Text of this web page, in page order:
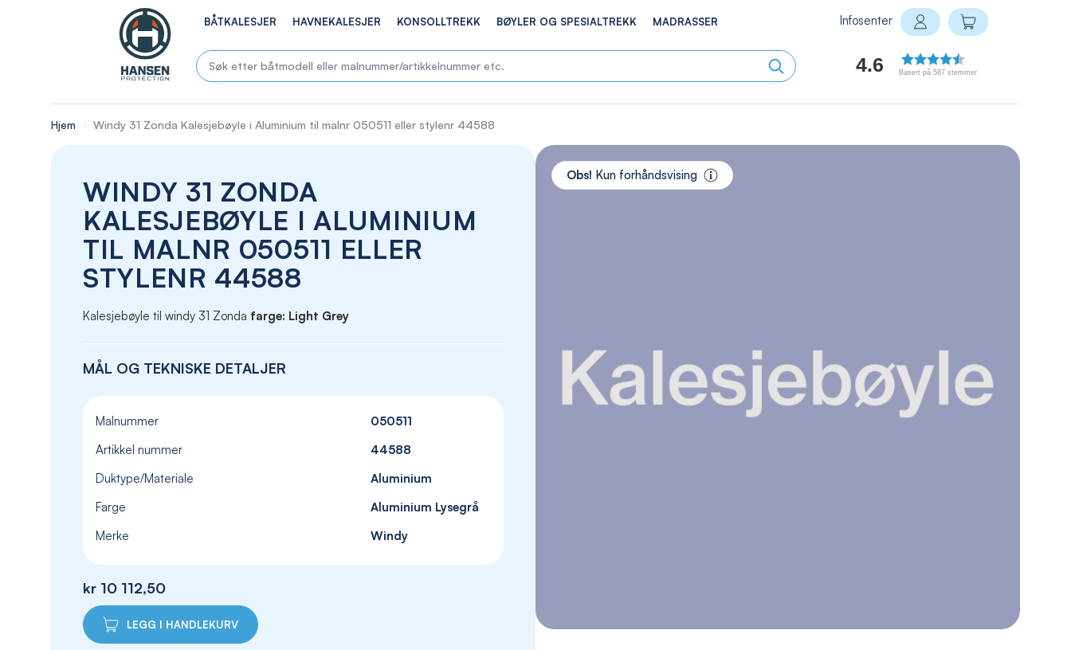
BÅTKALESJER HAVNEKALESJER KONSOLLTREKK BØYLER OG SPESIALTREKK MADRASSER
4.6 Basert på 587 stemmer
Infosenter
Logg inn
Min handlekurv
Hjem Windy 31 Zonda Kalesjebøyle i Aluminium til malnr 050511 eller stylenr 44588
WINDY 31 ZONDA
KALESJEBØYLE I ALUMINIUM
TIL MALNR 050511 ELLER
STYLENR 44588
Kalesjebøyle til windy 31 Zonda farge: Light Grey
MÅL OG TEKNISKE DETALJER
Malnummer
050511
Artikkel nummer
44588
Duktype/Materiale
Aluminium
Farge
Aluminium Lysegrå
Merke
Windy
kr 10 112,50
LEGG I HANDLEKURV
Skip
Obs! Kun forhåndsvising